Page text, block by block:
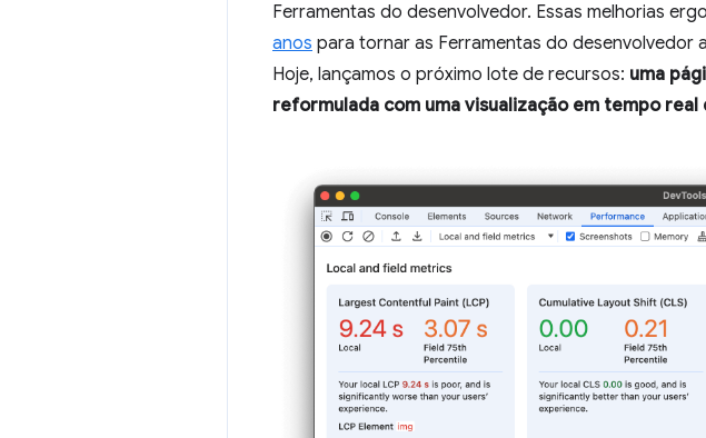
Ferramentas do desenvolvedor. Essas melhorias
anos para tornar as Ferramentas do desenvolvedor
Hoje, lançamos o próximo lote de recursos: uma
reformulada com uma visualização em tempo